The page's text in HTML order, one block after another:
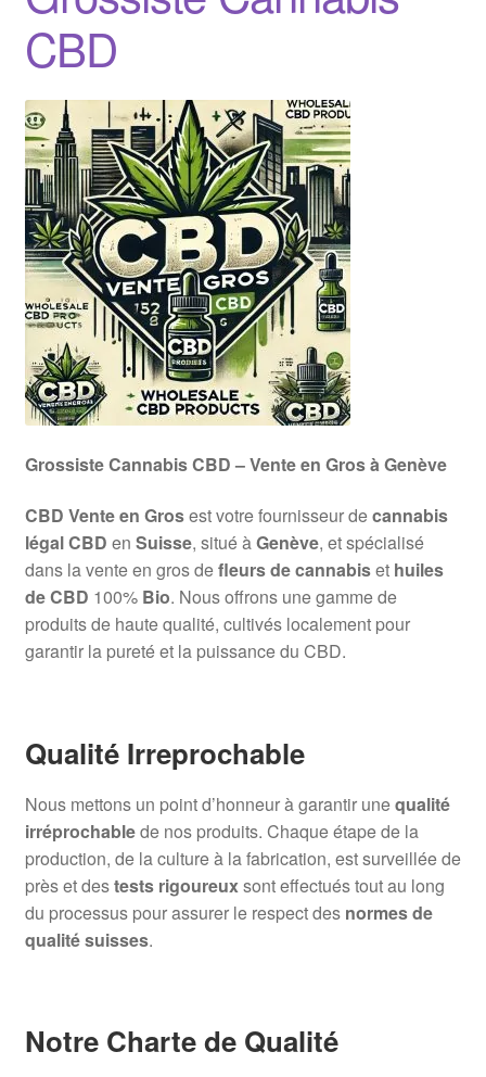
CBD
Grossiste Cannabis CBD – Vente en Gros à Genève
CBD Vente en Grosest votre fournisseur decannabis
légal CBD en Suisse, situé àGenève, et spécialisé
dans la vente en gros defleurs de cannabiset huiles
de CBD 100% Bio. Nous offrons une gamme de
produits de haute qualité, cultivés localement pour
garantir la pureté et la puissance du CBD.
Qualité Irreprochable
Nous mettons un point d’honneur à garantir unequalité
irréprochablede nos produits. Chaque étape de la
production, de la culture à la fabrication, est surveillée de
près et destests rigoureuxsont effectués tout au long
du processus pour assurer le respect des normes de
qualité suisses.
Notre Charte de Qualité